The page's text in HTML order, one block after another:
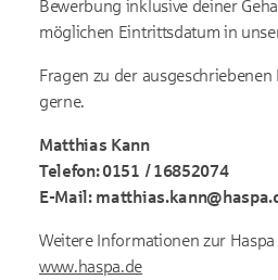
Bewerbung inklusive deiner
möglichen Eintrittsdatum in
Fragen zu der
gerne.
Matthias Kann
Telefon: 0151 / 16852074
E-Mail:
Weitere Informationen zur
www.haspa.de